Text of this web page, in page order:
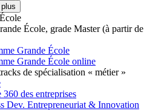
École, grade Master (à partir de
Grande École
Grande École online
de spécialisation « métier »
360 des entreprises
Dev. Entrepreneuriat & Innovation